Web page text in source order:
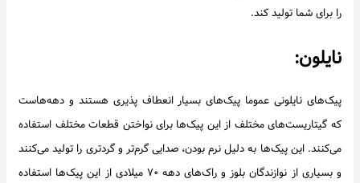
را برای شما تولید کند.
نایلون:
پیک‌های نایلونی عموما پیک‌های بسیار انعطاف پذیری هستند و دهه‌هاست
که گیتاریست‌های مختلف از این پیک‌ها برای نواختن قطعات مختلف استفاده
می‌کنند. این پیک‌ها به دلیل نرم بودن، صدایی گرم‌تر و گردتری را تولید می‌کنند
و بسیاری از نوازندگان بلوز و راک‌های دهه ۷۰ میلادی از این پیک‌ها استفاده